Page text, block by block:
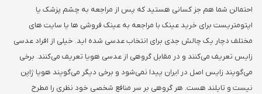
احتمالن شما هم جز کسانی هستید که پس از مراجعه به چشم پزشک یا
اپتومتریست برای خرید عینک با مراجعه به عینک فروشی ها یا سایت های
مختلف دچار یک چالش جدی برای انتخاب عدسی شده اید. خیلی از افراد عدسی
زایس تعریف می‌کنند و در مقابل گروهی از عدسی هویا تعریف می‌کنند. برخی
می‌گویند زایس اصل در ایران پیدا نمی‌شود و برخی دیگر می‌گویند هویا ژاپن
نیست و تایلند هست. هر گروهی بر سر منافع شخصی خود نظری را مطرح